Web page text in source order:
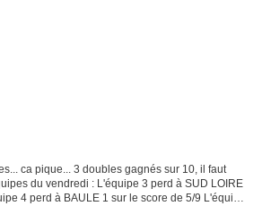
ca pique... 3 doubles gagnés sur 10, il faut
du vendredi : L'équipe 3 perd à SUD LOIRE
4 perd à BAULE 1 sur le score de 5/9 L'équipe